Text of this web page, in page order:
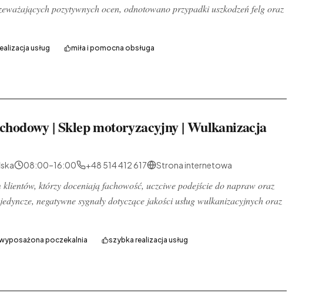
pozytywnych ocen, odnotowano przypadki uszkodzeń felg oraz
usług miła i pomocna obsługa
| Sklep motoryzacyjny | Wulkanizacja
08:00–16:00 +48 514 412 617 Strona internetowa
klientów, którzy doceniają fachowość, uczciwe podejście do napraw oraz
negatywne sygnały dotyczące jakości usług wulkanizacyjnych oraz
poczekalnia szybka realizacja usług